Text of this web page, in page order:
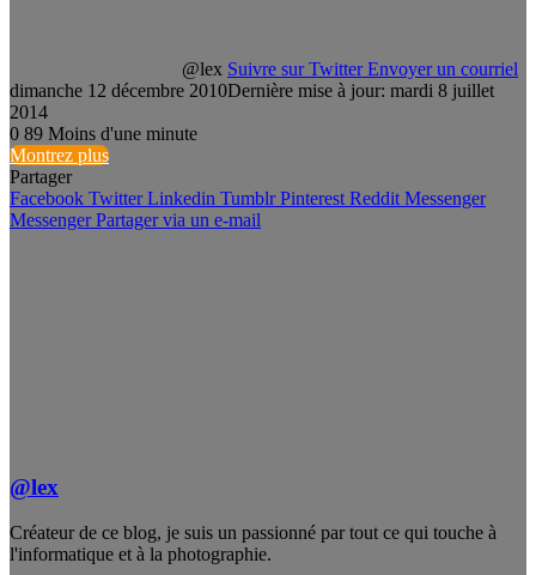
@lex Suivre sur Twitter Envoyer un courriel
dimanche 12 décembre 2010Dernière mise à jour: mardi 8 juillet
2014
0 89 Moins d'une minute
Montrez plus
Partager
Facebook Twitter Linkedin Tumblr Pinterest Reddit Messenger
Messenger Partager via un e-mail
@lex
Créateur de ce blog, je suis un passionné par tout ce qui touche à
l'informatique et à la photographie.